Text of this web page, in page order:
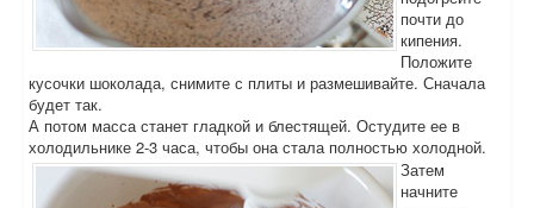
почти до
кипения.
Положите
кусочки шоколада, снимите с плиты и размешивайте. Сначала
будет так.
А потом масса станет гладкой и блестящей. Остудите ее в
холодильнике 2-3 часа, чтобы она стала полностью холодной.
Затем
начните